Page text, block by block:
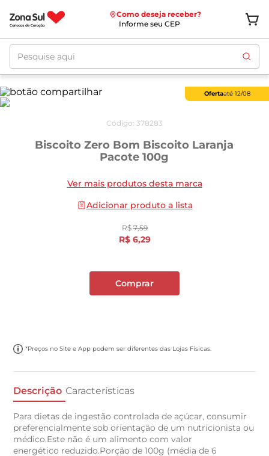
Como deseja receber?
Informe seu CEP
Pesquise aqui
Ofertaaté 12/08
Código: 378283
Biscoito Zero Bom Biscoito Laranja
Pacote 100g
Ver mais produtos desta marca
Adicionar produto a lista
R$ 7,59
R$ 6,29
Comprar
*Preços no Site e App podem ser diferentes das Lojas Físicas.
Descrição Características
Para dietas de ingestão controlada de açúcar, consumir
preferencialmente sob orientação de um nutricionista ou
médico.Este não é um alimento com valor
energético reduzido.Porção de 100g (média de 6